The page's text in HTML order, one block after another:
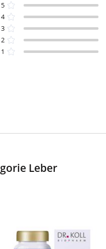
5
4
3
2
1
Leber